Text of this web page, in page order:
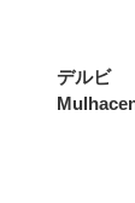
デルビ